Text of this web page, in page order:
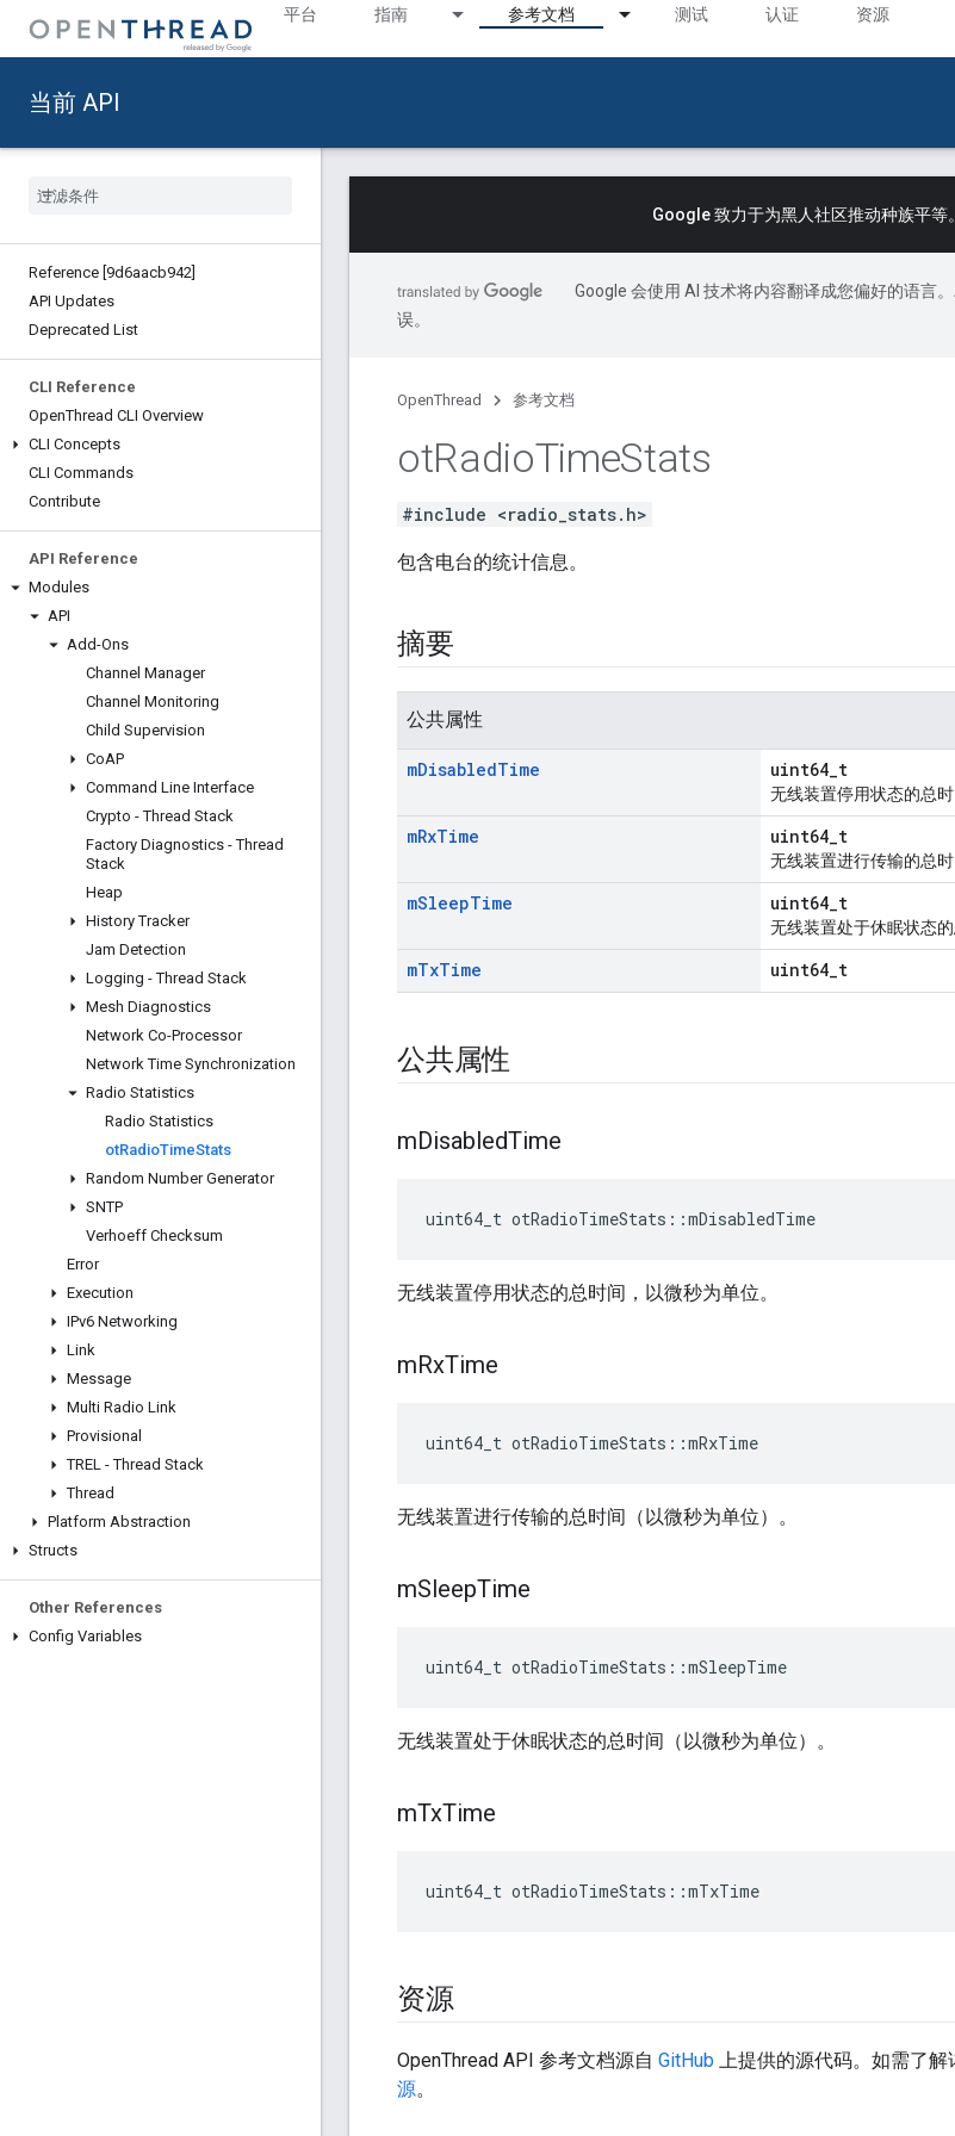
平台 指南 参考文档 测试 认证 资源
当前 API
Reference [9d6aacb942]
API Updates
Deprecated List
CLI Reference
OpenThread CLI Overview
CLI Concepts
CLI Commands
Contribute
API Reference
Modules
API
Add-Ons
Channel Manager
Channel Monitoring
Child Supervision
CoAP
Command Line Interface
Crypto - Thread Stack
Factory Diagnostics - Thread
Stack
Heap
History Tracker
Jam Detection
Logging - Thread Stack
Mesh Diagnostics
Network Co-Processor
Network Time Synchronization
Radio Statistics
Radio Statistics
otRadioTimeStats
Random Number Generator
SNTP
Verhoeff Checksum
Error
Execution
IPv6 Networking
Link
Message
Multi Radio Link
Provisional
TREL - Thread Stack
Thread
Platform Abstraction
Structs
Other References
Config Variables
Google 致力于为黑人社区推动种族平等。
Google 会使用 AI 技术将内容翻译成您偏好的语言
误。
OpenThread 参考文档
otRadioTimeStats
#include <radio_stats.h>
包含电台的统计信息。
摘要
公共属性
mDisabledTime uint64_t
无线装置停用状态的总时
mRxTime uint64_t
无线装置进行传输的总
mSleepTime uint64_t
无线装置处于休眠状态
mTxTime uint64_t
公共属性
mDisabledTime
uint64_t otRadioTimeStats ::mDisabledTime
无线装置停用状态的总时间，以微秒为单位。
mRxTime
uint64_t otRadioTimeStats ::mRxTime
无线装置进行传输的总时间（以微秒为单位）。
mSleepTime
uint64_t otRadioTimeStats ::mSleepTime
无线装置处于休眠状态的总时间（以微秒为单位）。
mTxTime
uint64_t otRadioTimeStats ::mTxTime
资源
OpenThread API 参考文档源自 GitHub 上提供的源代码。如需了
源。